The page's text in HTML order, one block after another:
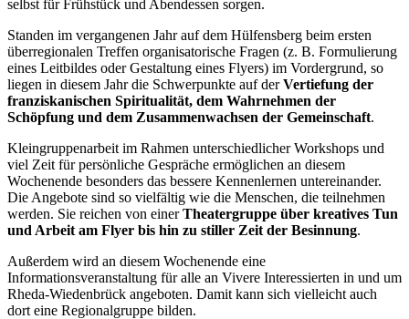
selbst für Frühstück und Abendessen sorgen.
Standen im vergangenen Jahr auf dem Hülfensberg beim ersten
überregionalen Treffen organisatorische Fragen (z. B. Formulierung
eines Leitbildes oder Gestaltung eines Flyers) im Vordergrund, so
liegen in diesem Jahr die Schwerpunkte auf derVertiefung der
franziskanischen Spiritualität, dem Wahrnehmen der
Schöpfung und dem Zusammenwachsen der Gemeinschaft.
Kleingruppenarbeit im Rahmen unterschiedlicher Workshops und
viel Zeit für persönliche Gespräche ermöglichen an diesem
Wochenende besonders das bessere Kennenlernen untereinander.
Die Angebote sind so vielfältig wie die Menschen, die teilnehmen
werden. Sie reichen von einerTheatergruppe über kreatives Tun
und Arbeit am Flyer bis hin zu stiller Zeit der Besinnung.
Außerdem wird an diesem Wochenende eine
Informationsveranstaltung für alle an Vivere Interessierten in und um
Rheda-Wiedenbrück angeboten. Damit kann sich vielleicht auch
dort eine Regionalgruppe bilden.